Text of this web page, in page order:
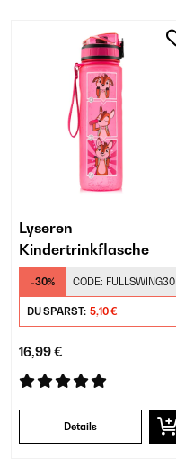
Lyseren
Kindertrinkflasche
-30% CODE: FULLSWING30
DU SPARST: 5,10 €
16,99 €
Details